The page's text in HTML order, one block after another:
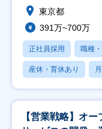
東京都
391万~700万
正社員採用 職種
産休・育休あり
【営業戦略】オ